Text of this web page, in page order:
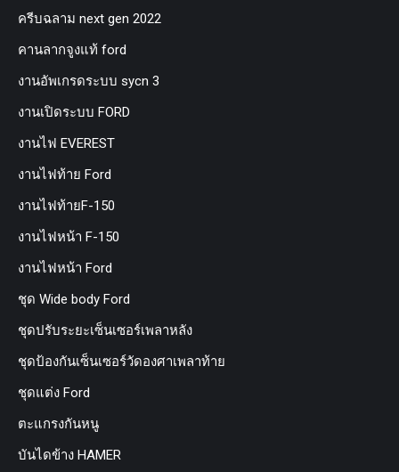
ครีบฉลาม next gen 2022
คานลากจูงแท้ ford
งานอัพเกรดระบบ sycn 3
งานเปิดระบบ FORD
งานไฟ EVEREST
งานไฟท้าย Ford
งานไฟท้ายF-150
งานไฟหน้า F-150
งานไฟหน้า Ford
ชุด Wide body Ford
ชุดปรับระยะเซ็นเซอร์เพลาหลัง
ชุดป้องกันเซ็นเซอร์วัดองศาเพลาท้าย
ชุดแต่ง Ford
ตะแกรงกันหนู
บันไดข้าง HAMER